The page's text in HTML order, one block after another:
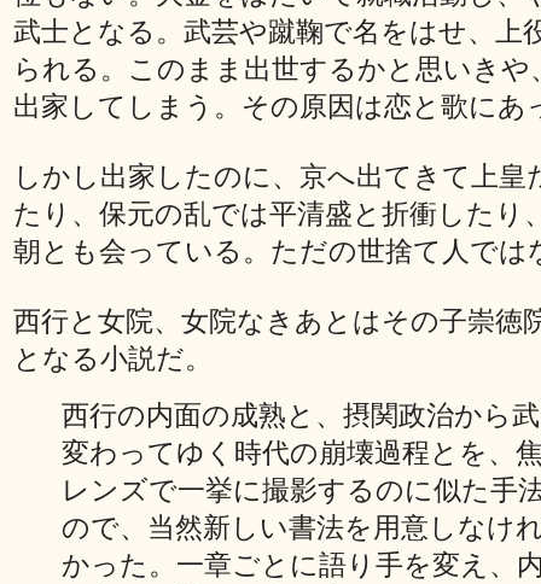
武士となる。武芸や蹴鞠で名をはせ、上
られる。このまま出世するかと思いきや
出家してしまう。その原因は恋と歌にあ
しかし出家したのに、京へ出てきて上皇
たり、保元の乱では平清盛と折衝したり
朝とも会っている。ただの世捨て人では
西行と女院、女院なきあとはその子崇徳
となる小説だ。
西行の内面の成熟と、摂関政治から
変わってゆく時代の崩壊過程とを、
レンズで一挙に撮影するのに似た手
ので、当然新しい書法を用意しなけ
かった。一章ごとに語り手を変え、